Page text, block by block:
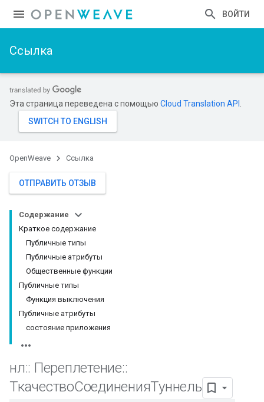
ВОЙТИ
Ссылка
Эта страница переведена с помощью Cloud Translation API
OpenWeave Ссылка
ОТПРАВИТЬ ОТЗЫВ
Содержание
Краткое содержание
Публичные типы
Публичные атрибуты
Общественные функции
Публичные типы
Функция выключения
Публичные атрибуты
состояние приложения
нл:: Переплетение::
ТкачествоСоединенияТуннель